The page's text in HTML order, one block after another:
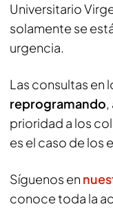
Universitario
solamente se
urgencia.
Las consultas en
reprogramando,
prioridad a los
es el caso de
Síguenos en
conoce toda la